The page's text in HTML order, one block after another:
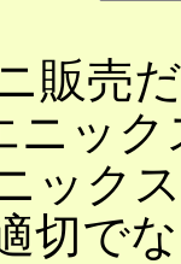
販売
ニッ
ック
切で